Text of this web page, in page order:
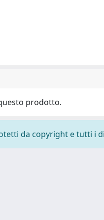
prodotto.
da copyright e tutti i